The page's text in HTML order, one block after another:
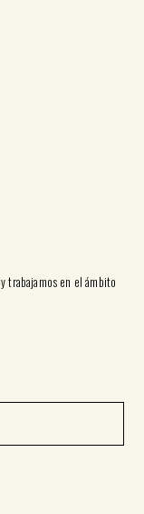
y trabajamos en el ámbito